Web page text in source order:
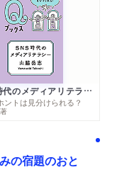
ＳＮＳ時代のメディアリテラシー
ントは見分けられる？
著
の宿題のおと